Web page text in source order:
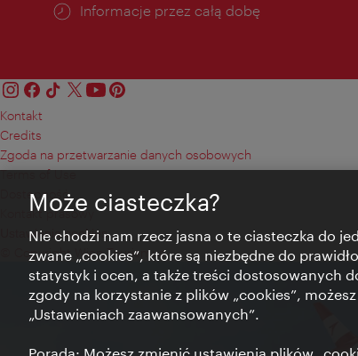
Informacje przez całą dobę
Kontakt
Credits
Zgoda na przetwarzanie danych osobowych
Terms of Use
Dostępność
Kontakt prasowy
Ustawienia cookies
© Copyright Wien Tourismus
Może ciasteczka?
Nie chodzi nam rzecz jasna o te ciasteczka do
zwane „cookies”, które są niezbędne do
statystyk i ocen, a także treści dostosowanych
zgody na korzystanie z plików „cookies”,
„Ustawieniach zaawansowanych”.